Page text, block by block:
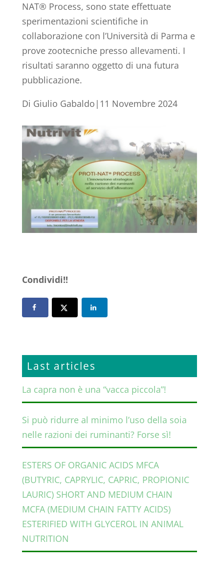
NAT® Process, sono state effettuate
sperimentazioni scientifiche in
collaborazione con l’Università di Parma e
prove zootecniche presso allevamenti. I
risultati saranno oggetto di una futura
pubblicazione.
Di Giulio Gabaldo|11 Novembre 2024
Condividi!!
Last articles
La capra non è una “vacca piccola”!
Si può ridurre al minimo l’uso della soia
nelle razioni dei ruminanti? Forse sì!
ESTERS OF ORGANIC ACIDS MFCA
(BUTYRIC, CAPRYLIC, CAPRIC, PROPIONIC
LAURIC) SHORT AND MEDIUM CHAIN
MCFA (MEDIUM CHAIN FATTY ACIDS)
ESTERIFIED WITH GLYCEROL IN ANIMAL
NUTRITION